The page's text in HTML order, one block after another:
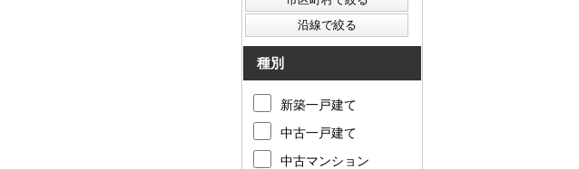
種別
新築一戸建て
中古一戸建て
中古マンション